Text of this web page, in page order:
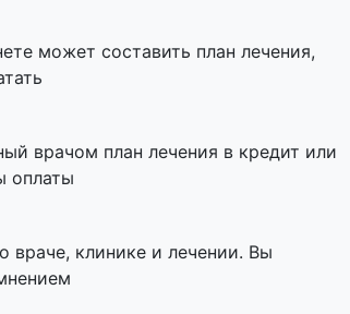
может составить план лечения,
врачом план лечения в кредит или
оплаты
враче, клинике и лечении. Вы